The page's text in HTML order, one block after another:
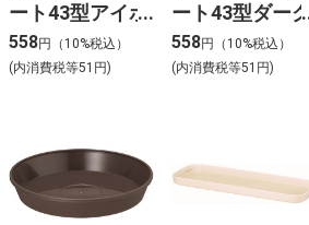
ート43型アイボ
リー
558円（10%税込）
(内消費税等51円)
ート43型ダー
ブラウン
558円（10%税込）
(内消費税等51円)